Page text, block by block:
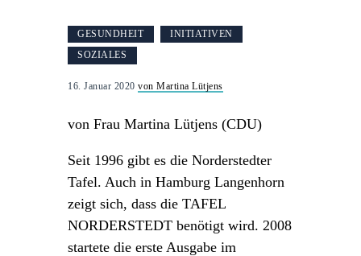
GESUNDHEIT
INITIATIVEN
SOZIALES
16. Januar 2020 von Martina Lütjens
von Frau Martina Lütjens (CDU)
Seit 1996 gibt es die Norderstedter
Tafel. Auch in Hamburg Langenhorn
zeigt sich, dass die TAFEL
NORDERSTEDT benötigt wird. 2008
startete die erste Ausgabe im